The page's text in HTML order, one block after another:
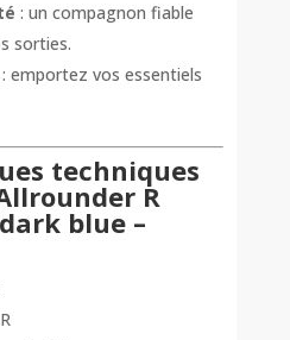
: un compagnon fiable
sorties.
: emportez vos essentiels
techniques
R
blue –